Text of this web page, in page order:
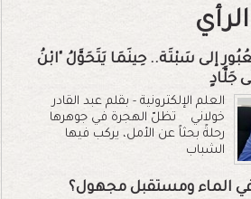
إلى سَبْتَة.. حِينَمَا يَتَحَوَّلُ "ابْنُ
جَلَّادٍ
العلم الإلكترونية - بقلم عبد القادر
خولاني تظلّ الهجرة في جوهرها
رحلةً بحثاً عن الأمل، يركب فيها
الشباب
في الماء ومستقبل مجهول؟